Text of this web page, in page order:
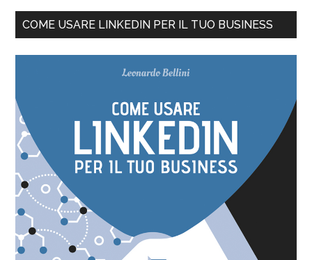
COME USARE LINKEDIN PER IL TUO BUSINESS